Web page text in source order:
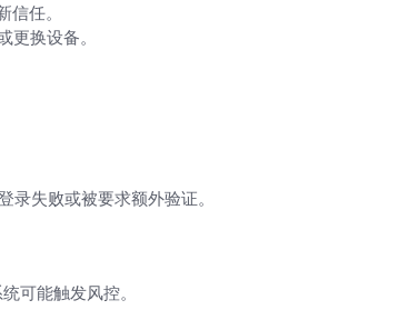
任。
换设备。
失败或被要求额外验证。
可能触发风控。